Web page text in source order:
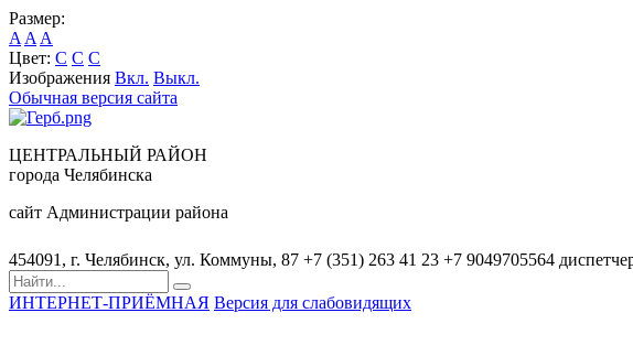
Размер:
A A A
Цвет: C C C
Изображения Вкл. Выкл.
Обычная версия сайта
ЦЕНТРАЛЬНЫЙ РАЙОН
города Челябинска
сайт Администрации района
454091, г. Челябинск, ул. Коммуны, 87 +7 (351) 263 41 23 +7 9049705564
ИНТЕРНЕТ-ПРИЁМНАЯ Версия для слабовидящих